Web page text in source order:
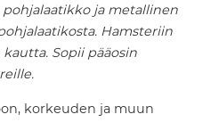
pohjalaatikko ja metallinen
Hamsteriin
Sopii pääosin
korkeuden ja muun